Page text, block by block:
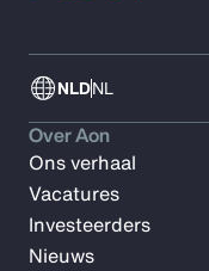
NLDNL
Over Aon
Ons verhaal
Vacatures
Investeerders
Nieuws